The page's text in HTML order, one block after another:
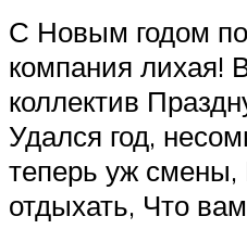
С Новым годом
компания лихая!
коллектив
Удался год,
теперь уж смены,
отдыхать, Что